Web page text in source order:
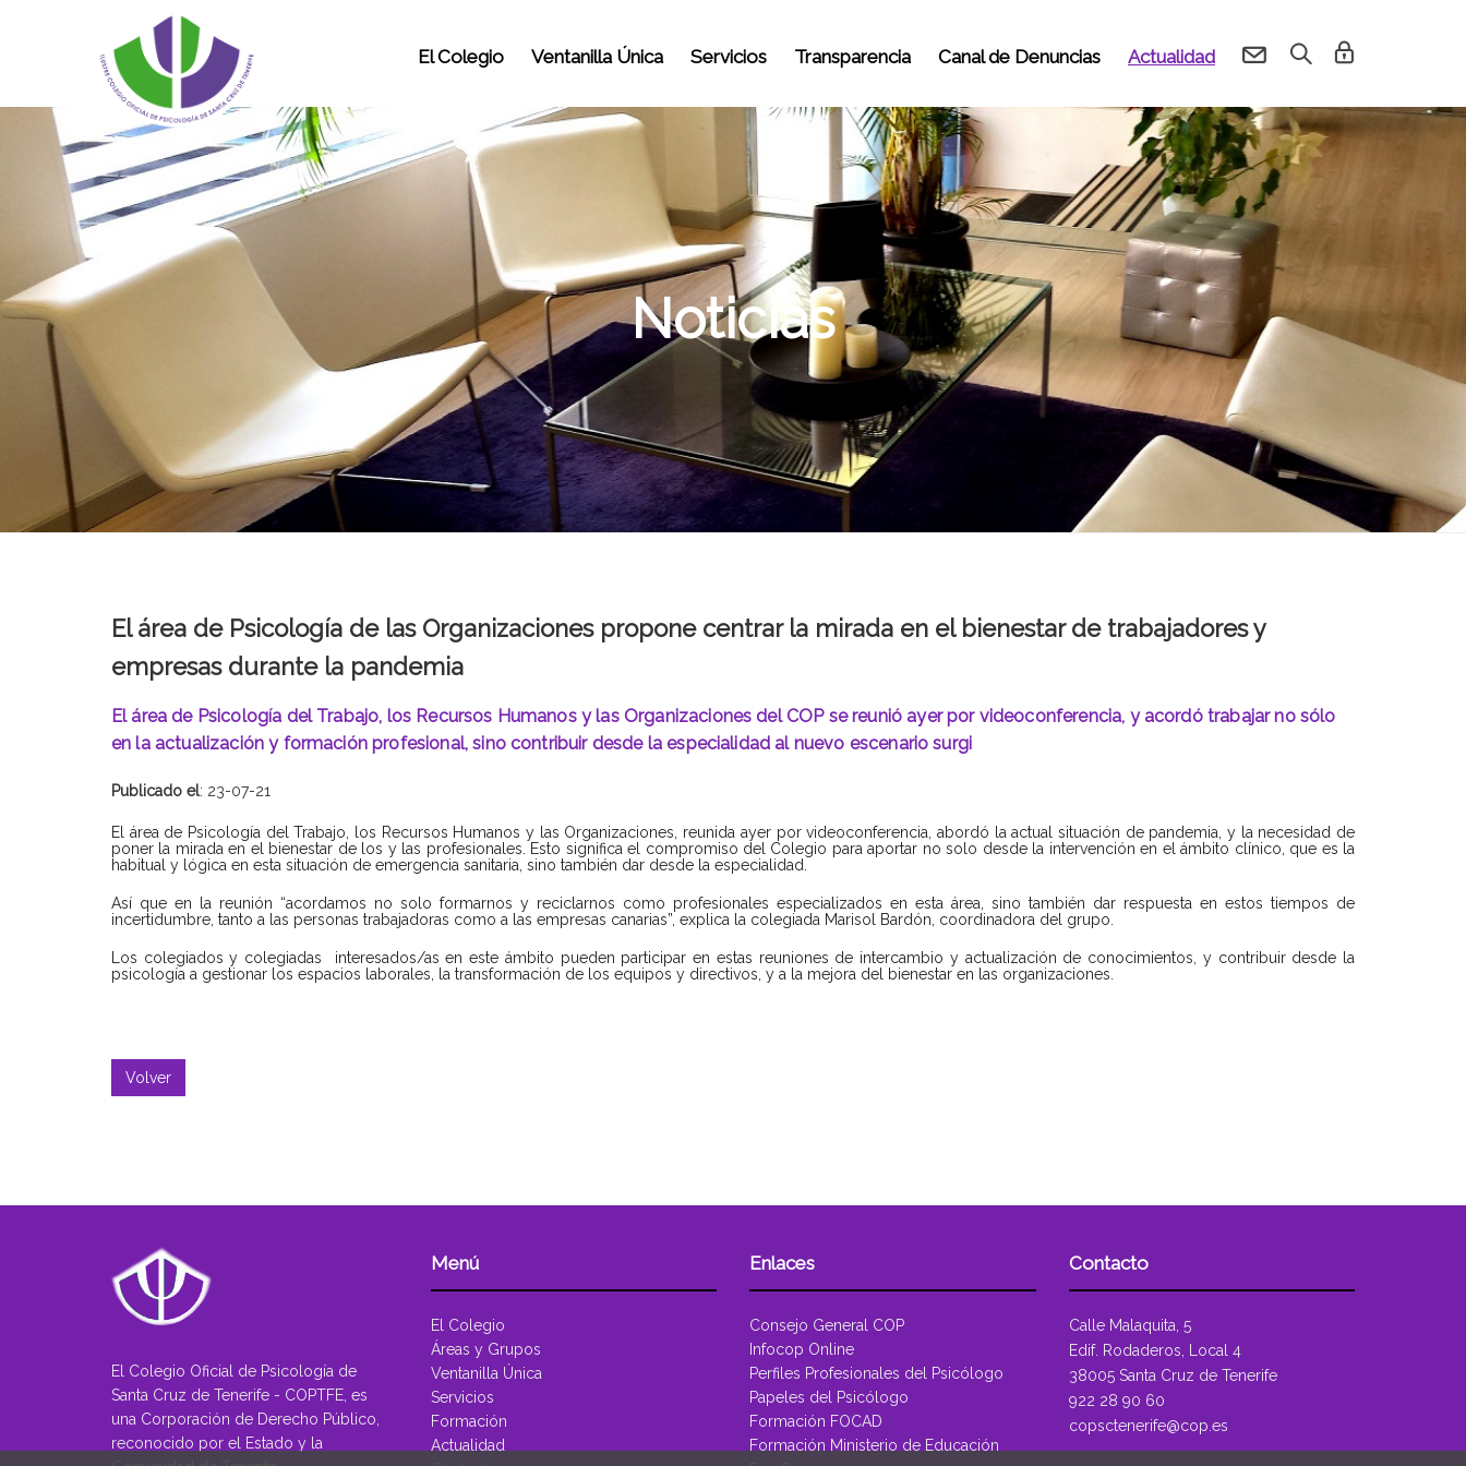
El Colegio Ventanilla Única Servicios Transparencia Canal de Denuncias Actualidad
Noticias
El área de Psicología de las Organizaciones propone centrar la mirada en el bienestar de trabajadores y
empresas durante la pandemia
El área de Psicología del Trabajo, los Recursos Humanos y las Organizaciones del COP se reunió ayer por videoconferencia, y acordó trabajar no sólo
en la actualización y formación profesional, sino contribuir desde la especialidad al nuevo escenario surgi
Publicado el: 23-07-21
El área de Psicología del Trabajo, los Recursos Humanos y las Organizaciones, reunida ayer por videoconferencia, abordó la actual situación de pandemia, y la necesidad de
poner la mirada en el bienestar de los y las profesionales. Esto significa el compromiso del Colegio para aportar no solo desde la intervención en el ámbito clínico, que es la
habitual y lógica en esta situación de emergencia sanitaria, sino también dar desde la especialidad.
Así que en la reunión “acordamos no solo formarnos y reciclarnos como profesionales especializados en esta área, sino también dar respuesta en estos tiempos de
incertidumbre, tanto a las personas trabajadoras como a las empresas canarias”, explica la colegiada Marisol Bardón, coordinadora del grupo.
Los colegiados y colegiadas
interesados/as en este ámbito pueden participar en estas reuniones de intercambio y actualización de conocimientos, y contribuir desde la
psicología a gestionar los espacios laborales, la transformación de los equipos y directivos, y a la mejora del bienestar en las organizaciones.
Volver
El Colegio Oficial de Psicología de
Santa Cruz de Tenerife - COPTFE, es
una Corporación de Derecho Público,
reconocido por el Estado y la
Menú
El Colegio
Áreas y Grupos
Ventanilla Única
Servicios
Formación
Actualidad
Enlaces
Consejo General COP
Infocop Online
Perfiles Profesionales del Psicólogo
Papeles del Psicólogo
Formación FOCAD
Formación Ministerio de Educación
Contacto
Calle Malaquita, 5
Edif. Rodaderos, Local 4
38005 Santa Cruz de Tenerife
922 28 90 60
copsctenerife@cop.es